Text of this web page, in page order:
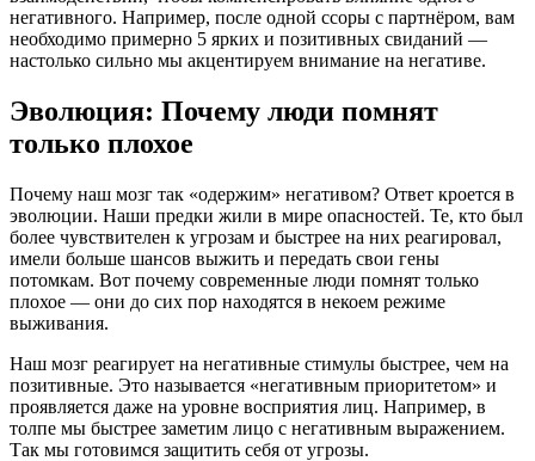
негативного. Например, после одной ссоры с партнёром, вам
необходимо примерно 5 ярких и позитивных свиданий —
настолько сильно мы акцентируем внимание на негативе.
Эволюция: Почему люди помнят
только плохое
Почему наш мозг так «одержим» негативом? Ответ кроется в
эволюции. Наши предки жили в мире опасностей. Те, кто был
более чувствителен к угрозам и быстрее на них реагировал,
имели больше шансов выжить и передать свои гены
потомкам. Вот почему современные люди помнят только
плохое — они до сих пор находятся в некоем режиме
выживания.
Наш мозг реагирует на негативные стимулы быстрее, чем на
позитивные. Это называется «негативным приоритетом» и
проявляется даже на уровне восприятия лиц. Например, в
толпе мы быстрее заметим лицо с негативным выражением.
Так мы готовимся защитить себя от угрозы.